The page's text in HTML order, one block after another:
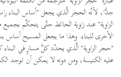
الزاوية" عند زاوية الحائط حتَّى يتحكَّم
الأخرى للبناء. وهذا ما يجعل المسيح أساس
"حجر الزاوية" الَّذي يحدّد كلَّ مسارٍ في
عليه الكنيسة، ومن دونه لا يمكن أن توجد